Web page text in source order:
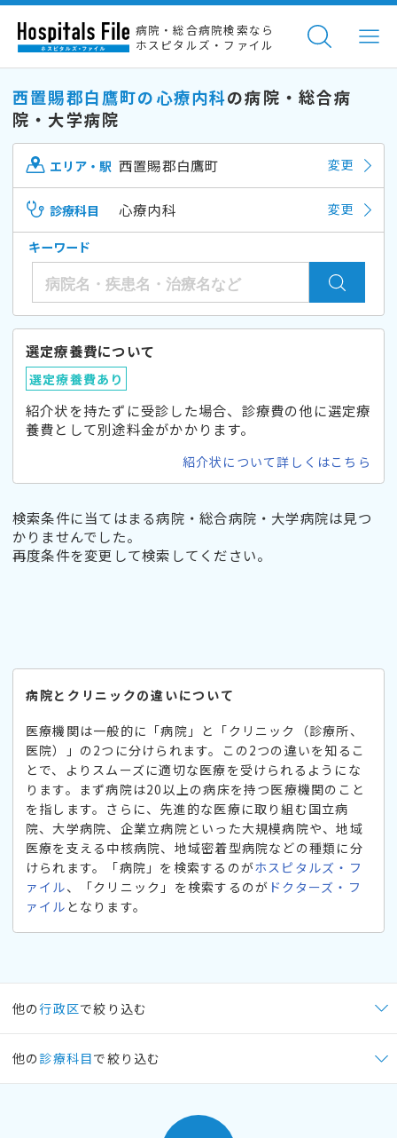
病院・総合病院検索なら
ホスピタルズ・ファイル
西置賜郡白鷹町の心療内科の病院・総合病
院・大学病院
エリア・駅 西置賜郡白鷹町 変更
診療科目 心療内科 変更
キーワード
選定療養費について
選定療養費あり
紹介状を持たずに受診した場合、診療費の他に選定療
養費として別途料金がかかります。
紹介状について詳しくはこちら
検索条件に当てはまる病院・総合病院・大学病院は見つ
かりませんでした。
再度条件を変更して検索してください。
病院とクリニックの違いについて
医療機関は一般的に「病院」と「クリニック（診療所、
医院）」の2つに分けられます。この2つの違いを知るこ
とで、よりスムーズに適切な医療を受けられるようにな
ります。まず病院は20以上の病床を持つ医療機関のこと
を指します。さらに、先進的な医療に取り組む国立病
院、大学病院、企業立病院といった大規模病院や、地域
医療を支える中核病院、地域密着型病院などの種類に分
けられます。「病院」を検索するのがホスピタルズ・フ
ァイル、「クリニック」を検索するのが ドクターズ・フ
ァイル となります。
他の行政区で絞り込む
他の 診療科目で絞り込む